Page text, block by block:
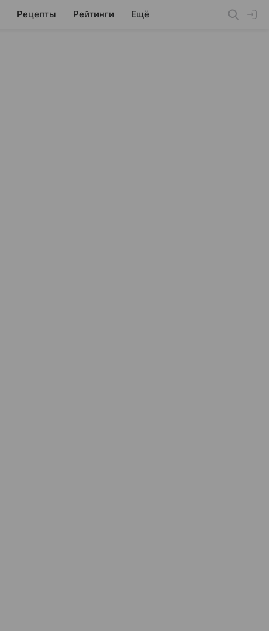
Рецепты Рейтинги Ещё